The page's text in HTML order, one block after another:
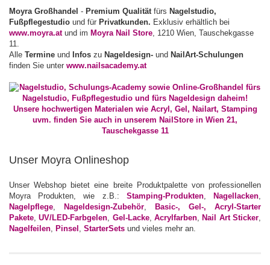
Moyra Großhandel - Premium Qualität fürs Nagelstudio,
Fußpflegestudio und für Privatkunden. Exklusiv erhältlich bei
www.moyra.atund im Moyra Nail Store , 1210 Wien, Tauschekgasse
11.
Alle Termine und Infos zu Nageldesign- und NailArt-Schulungen
finden Sie unter www.nailsacademy.at
Unser Moyra Onlineshop
Unser Webshop bietet eine breite Produktpalette von professionellen
Moyra Produkten, wie z.B.: Stamping-Produkten, Nagellacken
Nagelpflege
Nageldesign-Zubehör
Basic-, Gel-, Acryl-Starter
Pakete ,UV/LED-Farbgelen Gel-Lacke,Acrylfarben ,Nail Art Sticker
Nagelfeilen Pinsel StarterSets und vieles mehr an.